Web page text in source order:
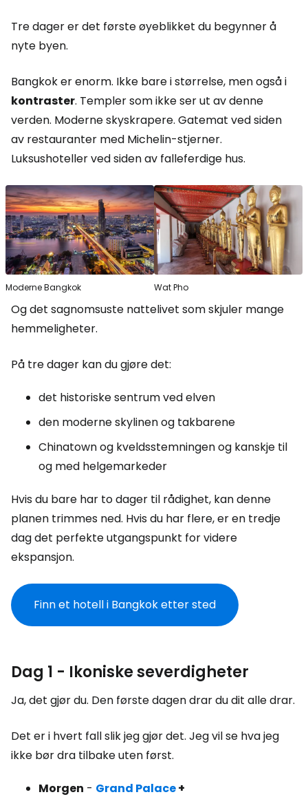
Tre dager er det første øyeblikket du begynner å
nyte byen.
Bangkok er enorm. Ikke bare i størrelse, men også i
kontraster. Templer som ikke ser ut av denne
verden. Moderne skyskrapere. Gatemat ved siden
av restauranter med Michelin-stjerner.
Luksushoteller ved siden av falleferdige hus.
Moderne Bangkok Wat Pho
Og det sagnomsuste nattelivet som skjuler mange
hemmeligheter.
På tre dager kan du gjøre det:
det historiske sentrum ved elven
den moderne skylinen og takbarene
Chinatown og kveldsstemningen og kanskje til
og med helgemarkeder
Hvis du bare har to dager til rådighet, kan denne
planen trimmes ned. Hvis du har flere, er en tredje
dag det perfekte utgangspunkt for videre
ekspansjon.
Finn et hotell i Bangkok etter sted
Dag 1 - Ikoniske severdigheter
Ja, det gjør du. Den første dagen drar du dit alle drar.
Det er i hvert fall slik jeg gjør det. Jeg vil se hva jeg
ikke bør dra tilbake uten først.
Morgen - Grand Palace+